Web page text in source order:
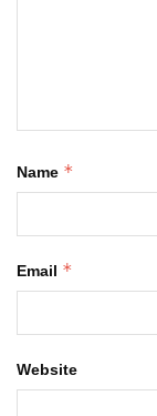
Name *
Email *
Website